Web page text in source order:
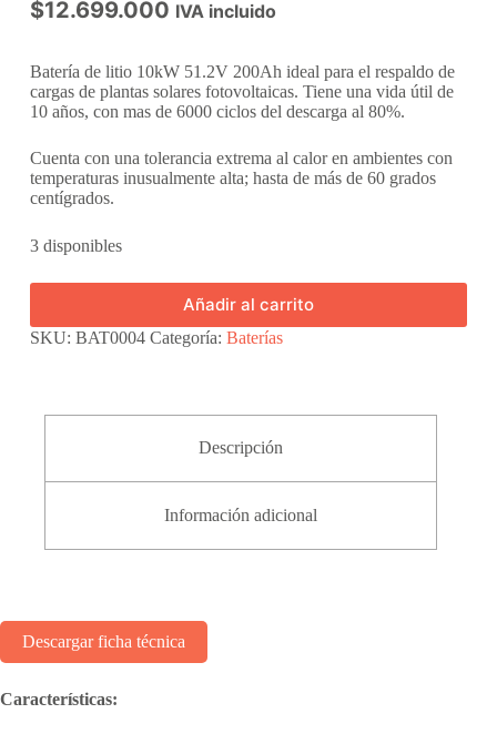
$12.699.000 IVA incluido
Batería de litio 10kW 51.2V 200Ah ideal para el respaldo de
cargas de plantas solares fotovoltaicas. Tiene una vida útil de
10 años, con mas de 6000 ciclos del descarga al 80%.
Cuenta con una tolerancia extrema al calor en ambientes con
temperaturas inusualmente alta; hasta de más de 60 grados
centígrados.
3 disponibles
Añadir al carrito
SKU: BAT0004 Categoría: Baterías
Descripción
Información adicional
Descargar ficha técnica
Características: